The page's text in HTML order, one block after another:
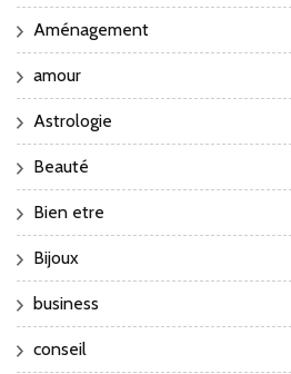
Aménagement
amour
Astrologie
Beauté
Bien etre
Bijoux
business
conseil